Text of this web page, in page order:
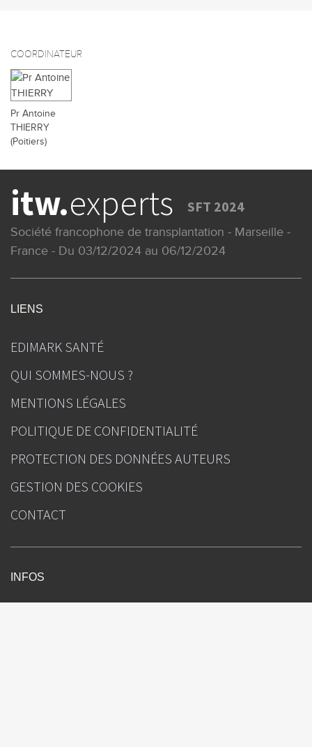
COORDINATEUR
Pr Antoine
THIERRY
(Poitiers)
itw.experts SFT 2024
Société francophone de transplantation - Marseille -
France - Du 03/12/2024 au 06/12/2024
INFOS
Le Courrier de la Transplantation
LIENS
EDIMARK SANTÉ
QUI SOMMES-NOUS ?
MENTIONS LÉGALES
POLITIQUE DE CONFIDENTIALITÉ
PROTECTION DES DONNÉES AUTEURS
GESTION DES COOKIES
CONTACT